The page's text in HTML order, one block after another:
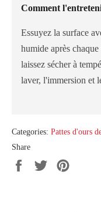
Comment
Essuyez la surface
humide après chaque
laissez sécher à
laver, l'immersion et
Categories: Pattes d'ours
Share
Share
Tweet